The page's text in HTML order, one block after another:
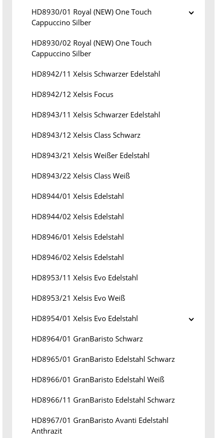
HD8930/01 Royal (NEW) One Touch
Cappuccino Silber
HD8930/02 Royal (NEW) One Touch
Cappuccino Silber
HD8942/11 Xelsis Schwarzer Edelstahl
HD8942/12 Xelsis Focus
HD8943/11 Xelsis Schwarzer Edelstahl
HD8943/12 Xelsis Class Schwarz
HD8943/21 Xelsis Weißer Edelstahl
HD8943/22 Xelsis Class Weiß
HD8944/01 Xelsis Edelstahl
HD8944/02 Xelsis Edelstahl
HD8946/01 Xelsis Edelstahl
HD8946/02 Xelsis Edelstahl
HD8953/11 Xelsis Evo Edelstahl
HD8953/21 Xelsis Evo Weiß
HD8954/01 Xelsis Evo Edelstahl
HD8964/01 GranBaristo Schwarz
HD8965/01 GranBaristo Edelstahl Schwarz
HD8966/01 GranBaristo Edelstahl Weiß
HD8966/11 GranBaristo Edelstahl Schwarz
HD8967/01 GranBaristo Avanti Edelstahl
Anthrazit